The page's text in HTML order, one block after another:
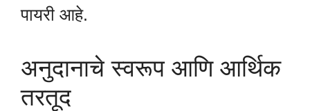
पायरी आहे.
अनुदानाचे स्वरूप आणि आर्थिक
तरतूद